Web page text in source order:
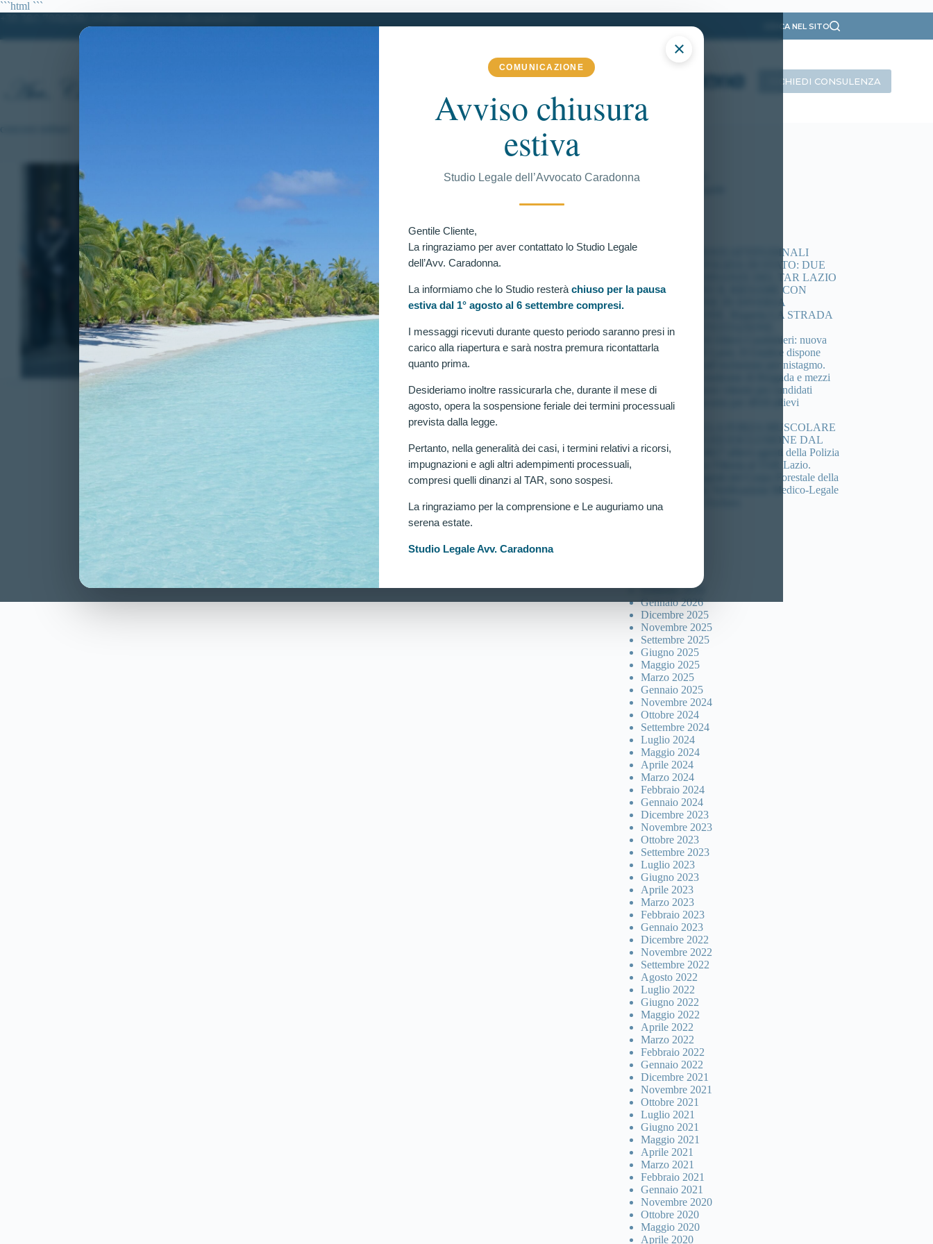
```html
×
COMUNICAZIONE
Avviso chiusura
estiva
Studio Legale dell’Avvocato Caradonna
Gentile Cliente,
La ringraziamo per aver contattato lo Studio Legale
dell’Avv. Caradonna.
La informiamo che lo Studio resterà chiuso per la pausa
estiva dal 1° agosto al 6 settembre compresi.
I messaggi ricevuti durante questo periodo saranno presi in
carico alla riapertura e sarà nostra premura ricontattarla
quanto prima.
Desideriamo inoltre rassicurarla che, durante il mese di
agosto, opera la sospensione feriale dei termini processuali
prevista dalla legge.
Pertanto, nella generalità dei casi, i termini relativi a ricorsi,
impugnazioni e agli altri adempimenti processuali,
compresi quelli dinanzi al TAR, sono sospesi.
La ringraziamo per la comprensione e Le auguriamo una
serena estate.
Studio Legale Avv. Caradonna
```
contenuto
CERCA NEL SITO
RICHIEDI CONSULENZA
VITTORIE CONSEGUITE
Ordinata Verificazione Medica per Candidato Escluso per “note d’Ansia
da Prestazione”
Concorso per 4918 allievi carabinieri: il Tribunale Amministrativo
Regionale per il Lazio ha emesso una significativa ordinanza che
rappresenta un ulteriore successo nell’ambito dei contenziosi relativi ai
concorsi militari dell’Arma dei Carabinieri, per candidato escluso per note
d’ansia da prestazione.
CLAUDIA CARADONNA FEBBRAIO 12, 2026
ACCERTAMENTI ATTITUDINALI
CONCORSI POLIZIA DI STATO: DUE
NUOVE ORDINANZE DEL TAR LAZIO
DISPONGONO IL RIESAME CON
COMMISSIONE IN DIVERSA
COMPOSIZIONE. Riaperta LA STRADA
DELLA CONTESTAZIONE.
Concorso 4.918 Allievi Carabinieri: nuova
vittoria al TAR Lazio. Il Giudice dispone
verificazione sull’esclusione per nistagmo.
Cheratocono, sindrome di Brugada e mezzi
di sintesi: 3 nuove vittorie per candidati
esclusi dal concorso per 4918 allievi
DEFICIT DELLA FORZA MUSCOLARE
(HANDGRIP) ED ESCLUSIONE DAL
Concorso per 4617 allievi agenti della Polizia
di Stato: Nuova Vittoria al TAR Lazio.
Concorso 46 agenti del Corpo Forestale della
sicilia: Ottenuta Verificazione Medico-Legale
per Candidato Escluso.
Febbraio 2026
Gennaio 2026
Dicembre 2025
Novembre 2025
Settembre 2025
Giugno 2025
Maggio 2025
Marzo 2025
Gennaio 2025
Novembre 2024
Ottobre 2024
Settembre 2024
Luglio 2024
Maggio 2024
Aprile 2024
Marzo 2024
Febbraio 2024
Gennaio 2024
Dicembre 2023
Novembre 2023
Ottobre 2023
Settembre 2023
Luglio 2023
Giugno 2023
Aprile 2023
Marzo 2023
Febbraio 2023
Gennaio 2023
Dicembre 2022
Novembre 2022
Settembre 2022
Agosto 2022
Luglio 2022
Giugno 2022
Maggio 2022
Aprile 2022
Marzo 2022
Febbraio 2022
Gennaio 2022
Dicembre 2021
Novembre 2021
Ottobre 2021
Luglio 2021
Giugno 2021
Maggio 2021
Aprile 2021
Marzo 2021
Febbraio 2021
Gennaio 2021
Novembre 2020
Ottobre 2020
Maggio 2020
Aprile 2020